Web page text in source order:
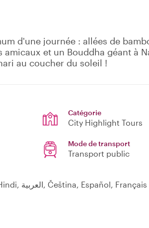
d'une journée : allées de
et un Bouddha géant à
au coucher du soleil !
Catégorie
City Highlight Tours
Mode de transport
Transport public
English, Indonesian, 日本語, Melayu, Hindi, العربية, Čeština, Español, Français